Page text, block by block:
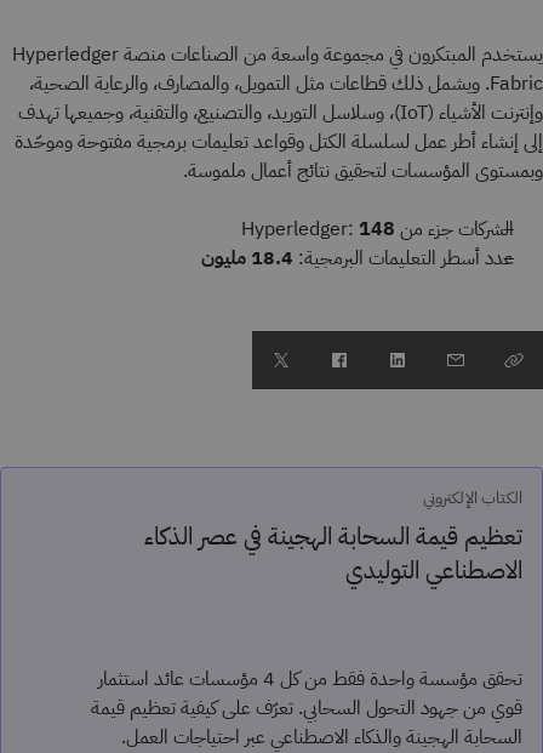
يستخدم المبتكرون في مجموعة واسعة من الصناعات منصة Hyperledger
Fabric. ويشمل ذلك قطاعات مثل التمويل، والمصارف، والرعاية الصحية،
وإنترنت الأشياء (IoT)، وسلاسل التوريد، والتصنيع، والتقنية، وجميعها تهدف
إلى إنشاء أطر عمل لسلسلة الكتل وقواعد تعليمات برمجية مفتوحة وموحّدة
وبمستوى المؤسسات لتحقيق نتائج أعمال ملموسة.
الشركات جزء من Hyperledger: 148
عدد أسطر التعليمات البرمجية: 18.4 مليون
الكتاب الإلكتروني
تعظيم قيمة السحابة الهجينة في عصر الذكاء
الاصطناعي التوليدي
تحقق مؤسسة واحدة فقط من كل 4 مؤسسات عائد استثمار
قوي من جهود التحول السحابي. تعرّف على كيفية تعظيم قيمة
السحابة الهجينة والذكاء الاصطناعي عبر احتياجات العمل.